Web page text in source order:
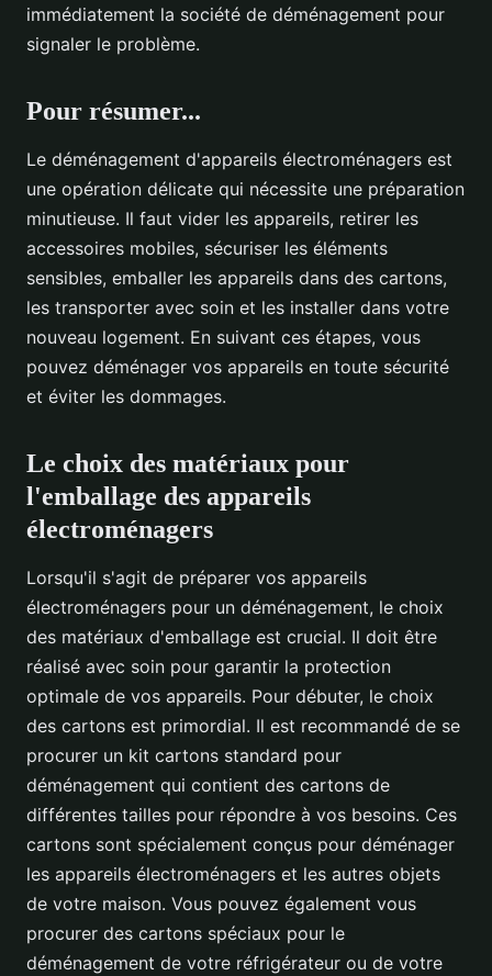
immédiatement la société de déménagement pour
signaler le problème.
Pour résumer...
Le déménagement d'appareils électroménagers est
une opération délicate qui nécessite une préparation
minutieuse. Il faut vider les appareils, retirer les
accessoires mobiles, sécuriser les éléments
sensibles, emballer les appareils dans des cartons,
les transporter avec soin et les installer dans votre
nouveau logement. En suivant ces étapes, vous
pouvez déménager vos appareils en toute sécurité
et éviter les dommages.
Le choix des matériaux pour
l'emballage des appareils
électroménagers
Lorsqu'il s'agit de préparer vos appareils
électroménagers pour un déménagement, le choix
des matériaux d'emballage est crucial. Il doit être
réalisé avec soin pour garantir la protection
optimale de vos appareils. Pour débuter, le choix
des cartons est primordial. Il est recommandé de se
procurer un kit cartons standard pour
déménagement qui contient des cartons de
différentes tailles pour répondre à vos besoins. Ces
cartons sont spécialement conçus pour déménager
les appareils électroménagers et les autres objets
de votre maison. Vous pouvez également vous
procurer des cartons spéciaux pour le
déménagement de votre réfrigérateur ou de votre